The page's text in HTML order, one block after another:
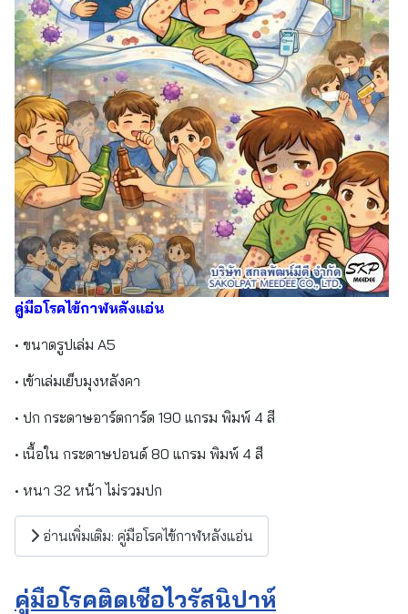
คู่มือโรคไข้กาฬหลังแอ่น
• ขนาดรูปเล่ม A5
• เข้าเล่มเย็บมุงหลังคา
• ปก กระดาษอาร์ตการ์ด 190 แกรม พิมพ์ 4 สี
• เนื้อใน กระดาษปอนด์ 80 แกรม พิมพ์ 4 สี
• หนา 32 หน้า ไม่รวมปก
อ่านเพิ่มเติม: คู่มือโรคไข้กาฬหลังแอ่น
คู่มือโรคติดเชื้อไวรัสนิปาห์